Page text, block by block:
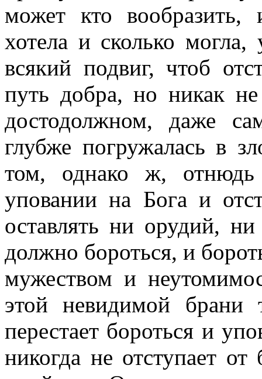
может кто
хотела и сколько могла,
всякий подвиг, чтоб
путь добра, но никак
достодолжном, даже
глубже погружалась в
том, однако ж,
уповании на Бога и
оставлять ни орудий,
должно бороться, и
мужеством и
этой невидимой брани
перестает бороться и
никогда не отступает